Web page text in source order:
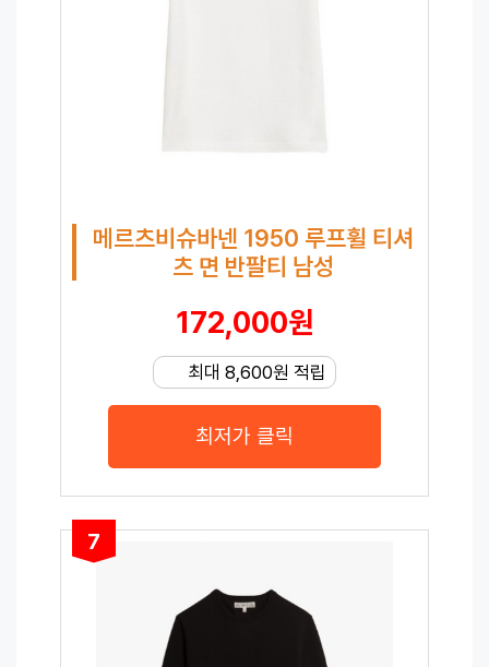
메르츠비슈바넨 1950 루프휠 티셔
츠 면 반팔티 남성
172,000원
최대 8,600원 적립
최저가 클릭
7